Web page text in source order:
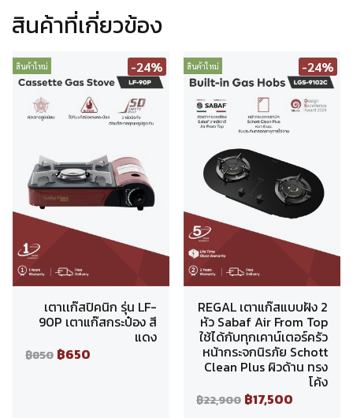
สินค้าที่เกี่ยวข้อง
สินค้าใหม่ -24%
เตาเเก๊สปิคนิก รุ่น LF-
90P เตาแก๊สกระป๋อง สี
แดง
฿850 ฿650
สินค้าใหม่ -24%
REGAL เตาแก๊สแบบฝัง 2
หัว Sabaf Air From Top
ใช้ได้กับทุกเคาน์เตอร์ครัว
หน้ากระจกนิรภัย Schott
Clean Plus ผิวด้าน ทรง
โค้ง
฿22,900 ฿17,500